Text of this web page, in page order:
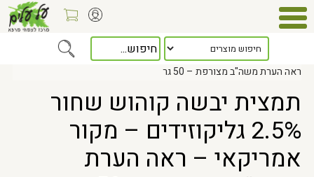
> תמצית יבשה קוהוש שחור 2.5% גליקוזידים – מקור אמריקאי –
ראה הערת משה"ב מצורפת – 50 גר
תמצית יבשה קוהוש שחור
2.5% גליקוזידים – מקור
אמריקאי – ראה הערת